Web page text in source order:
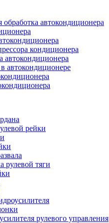
обработка автокондиционера
кондиционера
автокондиционера
автокондиционере
рейки
рулевой тяги
рулевого управления